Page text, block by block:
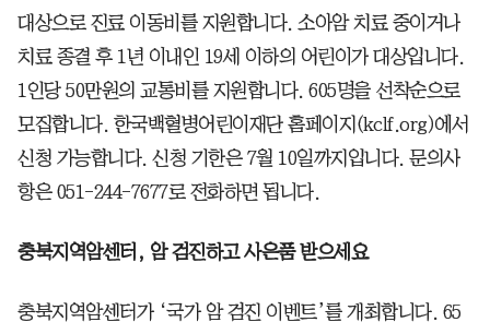
대상으로 진료 이동비를 지원합니다. 소아암 치료 중이거나
치료 종결 후 1년 이내인 19세 이하의 어린이가 대상입니다.
1인당 50만원의 교통비를 지원합니다. 605명을 선착순으로
모집합니다. 한국백혈병어린이재단 홈페이지(kclf.org)에서
신청 가능합니다. 신청 기한은 7월 10일까지입니다. 문의사
항은 051-244-7677로 전화하면 됩니다.
충북지역암센터, 암 검진하고 사은품 받으세요
충북지역암센터가 ‘국가 암 검진 이벤트’를 개최합니다. 65